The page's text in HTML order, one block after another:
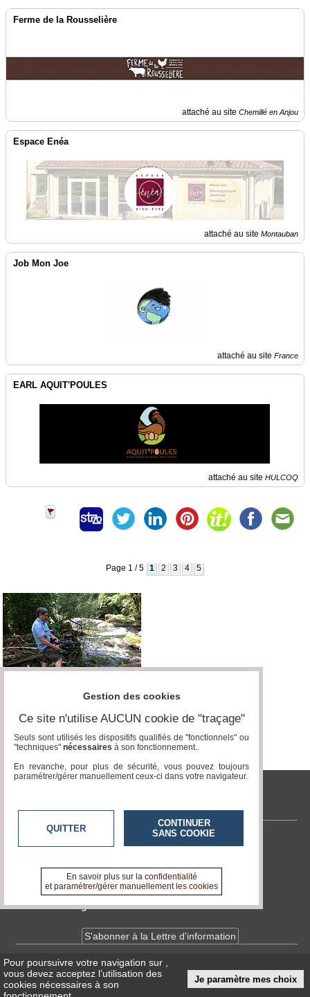
Ferme de la Rousselière
attaché au site Chemillé en Anjou
Espace Enéa
attaché au site Montauban
Job Mon Joe
attaché au site France
EARL AQUIT'POULES
attaché au site HULCOQ
Page 1 / 5 1 2 3 4 5
tvlocale.fr
Contactez-nous
A propos de tvlocale.fr
Devenir délégué
S'abonner à la Lettre d'information
InfosCNIL/RGPD
Conditions Générales d'Utilisation
Pour poursuivre votre navigation sur
vous devez acceptez l’utilisation des
cookies nécessaires à son
Je paramètre mes choix
Gestion des cookies
Ce site n'utilise AUCUN cookie de "traçage"
Seuls sont utilisés les dispositifs qualifiés de "fonctionnels" ou
"techniques" nécessaires à son fonctionnement..
En revanche, pour plus de sécurité, vous pouvez toujours
paramétrer/gérer manuellement ceux-ci dans votre navigateur.
QUITTER
CONTINUER
SANS COOKIE
En savoir plus sur la confidentialité
et paramétrer/gérer manuellement les cookies